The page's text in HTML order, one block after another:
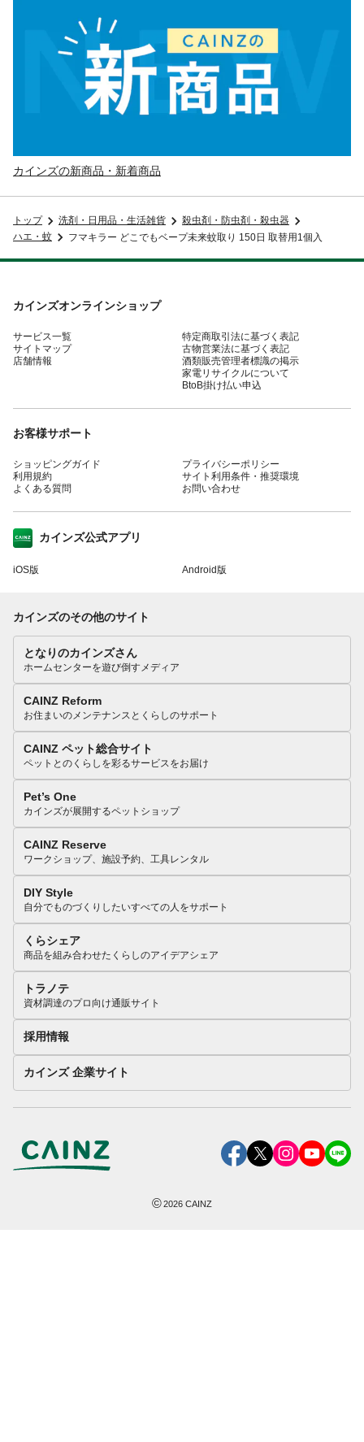
カインズの新商品・新着商品
トップ 洗剤・日用品・生活雑貨
殺虫剤・防虫剤・殺虫器
ハエ・蚊
フマキラー どこでもベープ未来蚊取り 150日 取替用1個入
カインズオンラインショップ
サービス一覧
サイトマップ
店舗情報
特定商取引法に基づく表記
古物営業法に基づく表記
酒類販売管理者標識の掲示
家電リサイクルについて
BtoB掛け払い申込
お客様サポート
ショッピングガイド
利用規約
よくある質問
プライバシーポリシー
サイト利用条件・推奨環境
お問い合わせ
カインズ公式アプリ
iOS版 Android版
カインズのその他のサイト
となりのカインズさん
ホームセンターを遊び倒すメディア
CAINZ Reform
お住まいのメンテナンスとくらしのサポート
CAINZ ペット総合サイト
ペットとのくらしを彩るサービスをお届け
Pet’s One
カインズが展開するペットショップ
CAINZ Reserve
ワークショップ、施設予約、工具レンタル
DIY Style
自分でものづくりしたいすべての人をサポート
くらシェア
商品を組み合わせたくらしのアイデアシェア
トラノテ
資材調達のプロ向け通販サイト
採用情報
カインズ 企業サイト
©2026 CAINZ